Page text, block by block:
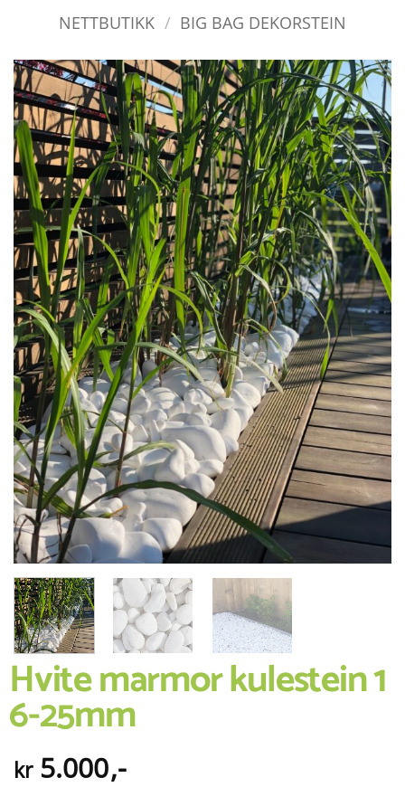
NETTBUTIKK / BIG BAG DEKORSTEIN
Hvite marmor kulestein 1
6-25mm
kr5.000,-